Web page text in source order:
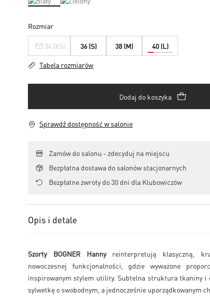
Rozmiar
34 (XS) 36 (S) 38 (M) 40 (L)
Tabela rozmiarów
Dodaj do koszyka
Sprawdź dostępność w salonie
Zamów do salonu - zdecyduj na miejscu
Bezpłatna dostawa do salonów stacjonarnych
Bezpłatne zwroty do 30 dni dla Klubowiczów
Opis i detale
Szorty BOGNER Hannyreinterpretują klasyczną,
nowoczesnej funkcjonalności, gdzie wyważone
inspirowanym stylem utility. Subtelna struktura tkaniny i
sylwetkę o swobodnym, a jednocześnie uporządkowanym